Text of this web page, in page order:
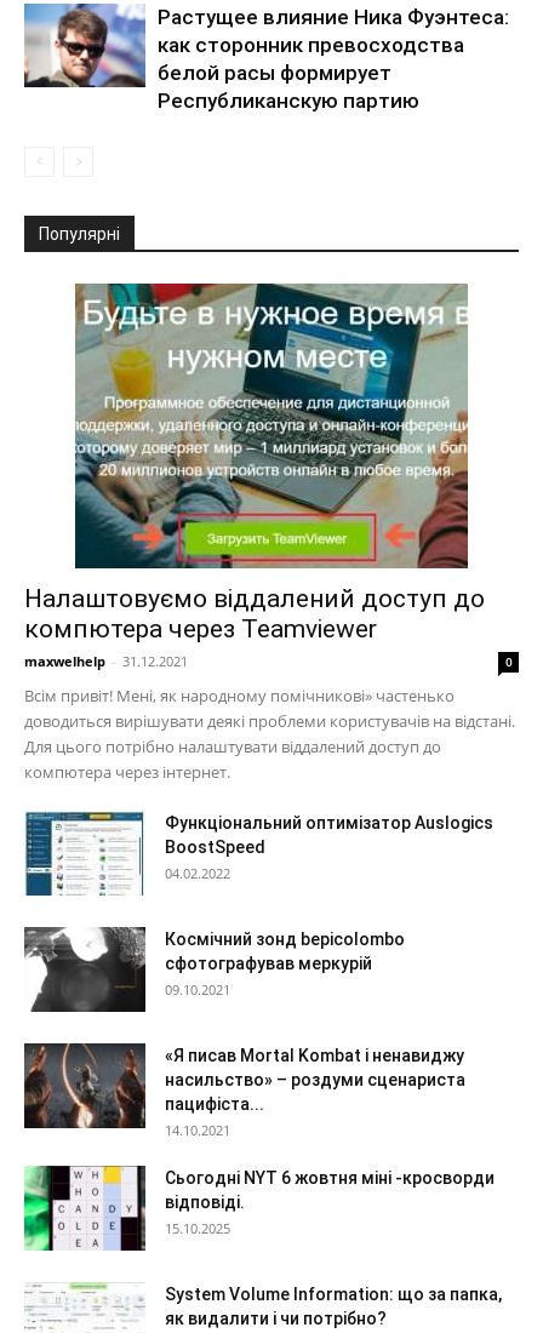
Растущее влияние Ника Фуэнтеса:
как сторонник превосходства
белой расы формирует
Республиканскую партию
Популярні
Налаштовуємо віддалений доступ до
компютера через Teamviewer
maxwelhelp - 31.12.2021 0
Всім привіт! Мені, як народному помічникові» частенько
доводиться вирішувати деякі проблеми користувачів на відстані.
Для цього потрібно налаштувати віддалений доступ до
компютера через інтернет.
Функціональний оптимізатор Auslogics
BoostSpeed
04.02.2022
Космічний зонд bepicolombo
сфотографував меркурій
09.10.2021
«Я писав Mortal Kombat і ненавиджу
насильство» – роздуми сценариста
пацифіста...
14.10.2021
Сьогодні NYT 6 жовтня міні -кросворди
відповіді.
15.10.2025
System Volume Information: що за папка,
як видалити і чи потрібно?